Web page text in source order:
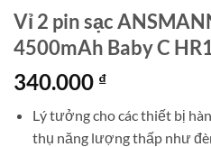
Vỉ 2 pin sạc
4500mAh Baby C
340.000 ₫
Lý tưởngcho các thiết bị
thụ năng lượngthấp như